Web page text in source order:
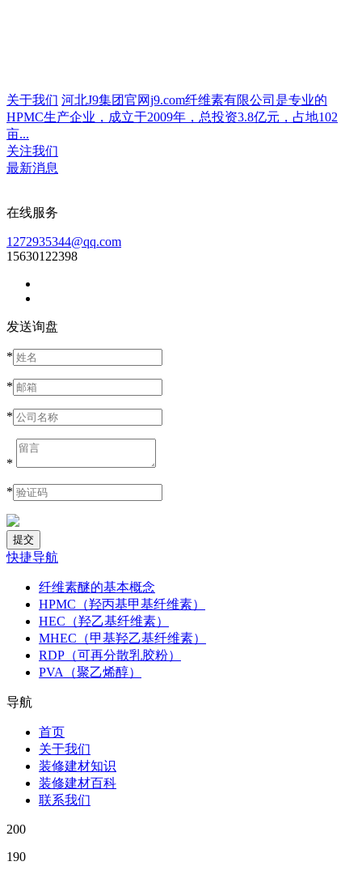
关于我们 河北J9集团官网j9.com纤维素有限公司是专业的
HPMC生产企业，成立于2009年，总投资3.8亿元，占地102
亩...
关注我们
最新消息
在线服务
1272935344@qq.com
15630122398
发送询盘
*
*
*
*
*
快捷导航
纤维素醚的基本概念
HPMC（羟丙基甲基纤维素）
HEC（羟乙基纤维素）
MHEC（甲基羟乙基纤维素）
RDP（可再分散乳胶粉）
PVA（聚乙烯醇）
导航
首页
关于我们
装修建材知识
装修建材百科
联系我们
200
190